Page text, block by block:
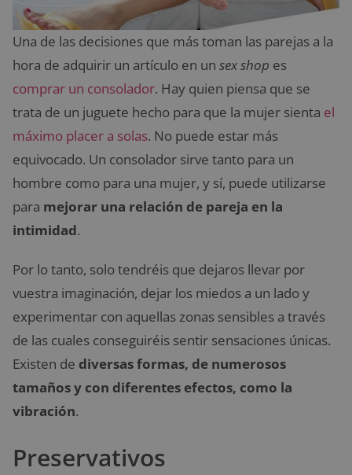
Una de las decisiones que más toman las parejas a la
hora de adquirir un artículo en un sex shop es
comprar un consolador. Hay quien piensa que se
trata de un juguete hecho para que la mujer sienta el
máximo placer a solas. No puede estar más
equivocado. Un consolador sirve tanto para un
hombre como para una mujer, y sí, puede utilizarse
para mejorar una relación de pareja en la
intimidad.
Por lo tanto, solo tendréis que dejaros llevar por
vuestra imaginación, dejar los miedos a un lado y
experimentar con aquellas zonas sensibles a través
de las cuales conseguiréis sentir sensaciones únicas.
Existen de diversas formas, de numerosos
tamaños y con diferentes efectos, como la
vibración.
Preservativos